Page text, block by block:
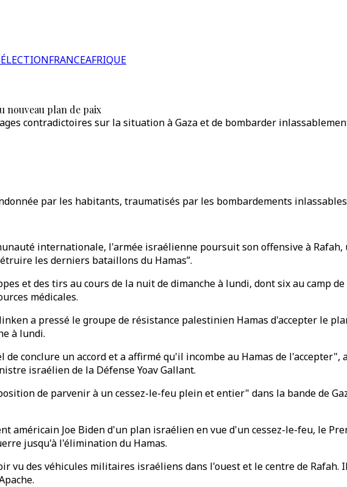
FRANCEAFRIQUE
nouveau plan de paix
contradictoires sur la situation à Gaza et de bombarder
par les habitants, traumatisés par les bombardements
internationale, l'armée israélienne poursuit son offensive à
les derniers bataillons du Hamas”.
et des tirs au cours de la nuit de dimanche à lundi, dont six au camp
médicales.
a pressé le groupe de résistance palestinien Hamas d'accepter le
à lundi.
conclure un accord et a affirmé qu'il incombe au Hamas de
israélien de la Défense Yoav Gallant.
de parvenir à un cessez-le-feu plein et entier" dans la bande de
américain Joe Biden d'un plan israélien en vue d'un cessez-le-feu, le
jusqu'à l'élimination du Hamas.
vu des véhicules militaires israéliens dans l'ouest et le centre de Rafah.